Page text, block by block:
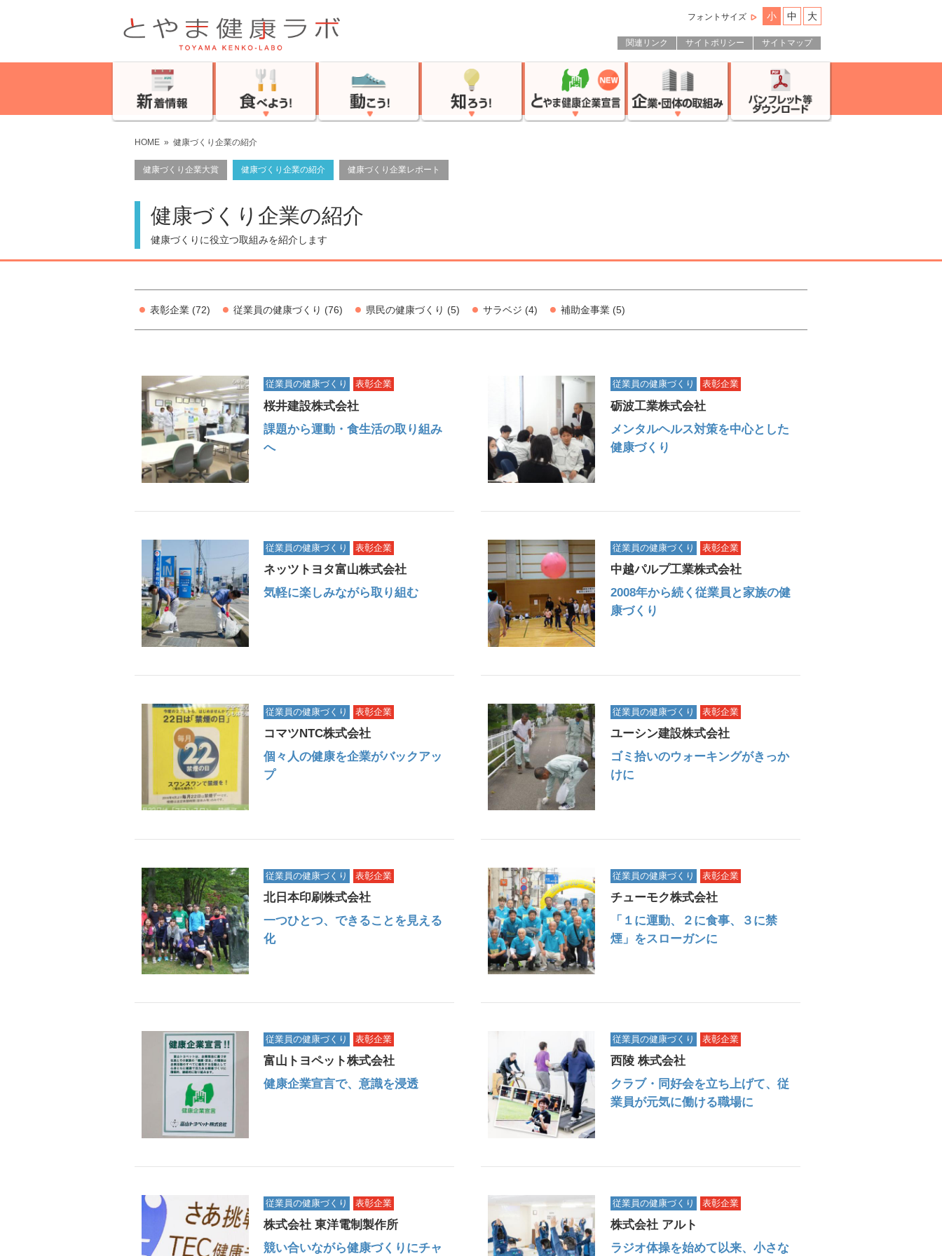
フォントサイズ 小 中 大
関連リンク サイトポリシー サイトマップ
HOME » 健康づくり企業の紹介
健康づくり企業大賞 健康づくり企業の紹介 健康づくり企業レポート
健康づくり企業の紹介
健康づくりに役立つ取組みを紹介します
表彰企業 (72) 従業員の健康づくり (76) 県民の健康づくり (5) サラベジ (4) 補助金事業 (5)
従業員の健康づくり 表彰企業
桜井建設株式会社
課題から運動・食生活の取り組み
へ
従業員の健康づくり 表彰企業
砺波工業株式会社
メンタルヘルス対策を中心とした
健康づくり
従業員の健康づくり 表彰企業
ネッツトヨタ富山株式会社
気軽に楽しみながら取り組む
従業員の健康づくり 表彰企業
中越パルプ工業株式会社
2008年から続く従業員と家族の健
康づくり
従業員の健康づくり 表彰企業
コマツNTC株式会社
個々人の健康を企業がバックアッ
プ
従業員の健康づくり 表彰企業
ユーシン建設株式会社
ゴミ拾いのウォーキングがきっか
けに
従業員の健康づくり 表彰企業
北日本印刷株式会社
一つひとつ、できることを見える
化
従業員の健康づくり 表彰企業
チューモク株式会社
「１に運動、２に食事、３に禁
煙」をスローガンに
従業員の健康づくり 表彰企業
富山トヨペット株式会社
健康企業宣言で、意識を浸透
従業員の健康づくり 表彰企業
西陵 株式会社
クラブ・同好会を立ち上げて、従
業員が元気に働ける職場に
従業員の健康づくり 表彰企業
株式会社 東洋電制製作所
競い合いながら健康づくりにチャ
従業員の健康づくり 表彰企業
株式会社 アルト
ラジオ体操を始めて以来、小さな